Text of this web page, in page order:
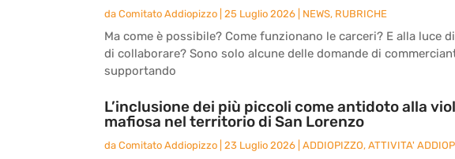
da Comitato Addiopizzo 25 Luglio 2026 NEWS, RUBRICHE
Ma come è possibile? Come funzionano le carceri? E alla luce
di collaborare? Sono solo alcune delle domande di
supportando
L’inclusione dei più piccoli come antidoto alla
mafiosa nel territorio di San Lorenzo
da Comitato Addiopizzo 23 Luglio 2026 ADDIOPIZZO, ATTIVITA'